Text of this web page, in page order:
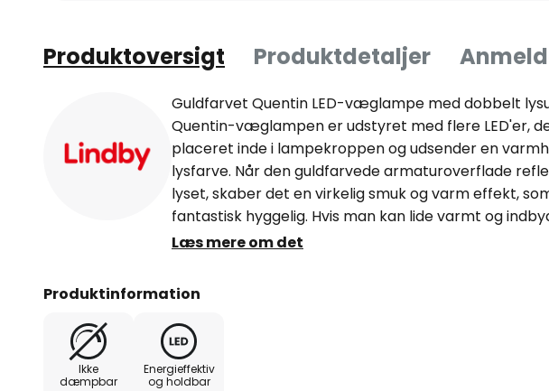
Produktoversigt Produktdetaljer
Guldfarvet Quentin LED-væglampe med dobbelt
Quentin-væglampen er udstyret med flere LED'er,
placeret inde i lampekroppen og udsender en
lysfarve. Når den guldfarvede armaturoverflade
lyset, skaber det en virkelig smuk og varm effekt,
fantastisk hyggelig. Hvis man kan lide varmt og
vil man også glæde sig over, at lyset kun udsendes
Læs mere om det
Produktinformation
Ikke
dæmpbar
Energieffektiv
og holdbar